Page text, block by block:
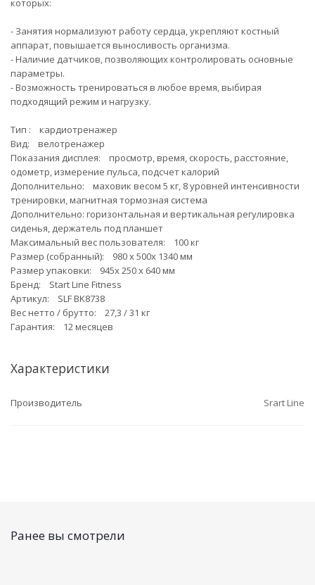
которых:
- Занятия нормализуют работу сердца, укрепляют костный
аппарат, повышается выносливость организма.
- Наличие датчиков, позволяющих контролировать основные
параметры.
- Возможность тренироваться в любое время, выбирая
подходящий режим и нагрузку.
Тип : кардиотренажер
Вид: велотренажер
Показания дисплея: просмотр, время, скорость, расстояние,
одометр, измерение пульса, подсчет калорий
Дополнительно: маховик весом 5 кг, 8 уровней интенсивности
тренировки, магнитная тормозная система
Дополнительно: горизонтальная и вертикальная регулировка
сиденья, держатель под планшет
Максимальный вес пользователя: 100 кг
Размер (собранный): 980 x 500x 1340 мм
Размер упаковки: 945x 250 x 640 мм
Бренд: Start Line Fitness
Артикул: SLF BK8738
Вес нетто / брутто: 27,3 / 31 кг
Гарантия: 12 месяцев
Характеристики
Производитель Srart Line
Ранее вы смотрели